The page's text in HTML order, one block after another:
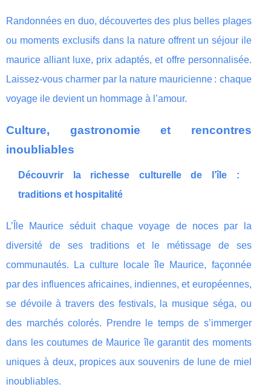
Randonnées en duo, découvertes des plus belles plages
ou moments exclusifs dans la nature offrent un séjour ile
maurice alliant luxe, prix adaptés, et offre personnalisée.
Laissez-vous charmer par la nature mauricienne : chaque
voyage ile devient un hommage à l’amour.
Culture, gastronomie et rencontres
inoubliables
Découvrir la richesse culturelle de l’île :
traditions et hospitalité
L’Île Maurice séduit chaque voyage de noces par la
diversité de ses traditions et le métissage de ses
communautés. La culture locale île Maurice, façonnée
par des influences africaines, indiennes, et européennes,
se dévoile à travers des festivals, la musique séga, ou
des marchés colorés. Prendre le temps de s’immerger
dans les coutumes de Maurice île garantit des moments
uniques à deux, propices aux souvenirs de lune de miel
inoubliables.